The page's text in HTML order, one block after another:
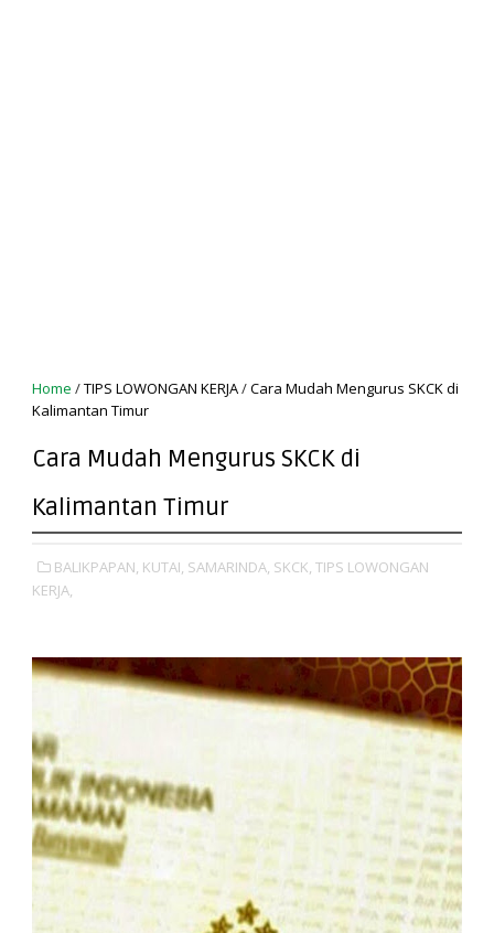
Home /TIPS LOWONGAN KERJA/Cara Mudah Mengurus SKCK di
Kalimantan Timur
Cara Mudah Mengurus SKCK di
Kalimantan Timur
BALIKPAPAN, KUTAI, SAMARINDA, SKCK, TIPS LOWONGAN
KERJA,